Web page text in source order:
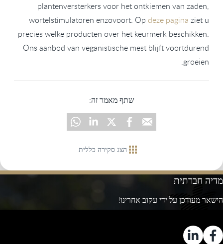
plantenversterkers voor het ontkiemen van zaden,
wortelstimulatoren enzovoort. Op deze pagina ziet u
precies welke producten over het keurmerk beschikken.
Ons aanbod van veganistische mest blijft voortdurend
groeien.
שתף מאמר זה:
הצג סקירה כללית
מדיה חברתית
הישאר מעודכן על ידי עקוב אחרינו!